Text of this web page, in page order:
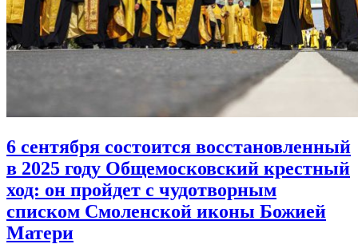
6 сентября состоится восстановленный
в 2025 году Общемосковский крестный
ход: он пройдет с чудотворным
списком Смоленской иконы Божией
Матери